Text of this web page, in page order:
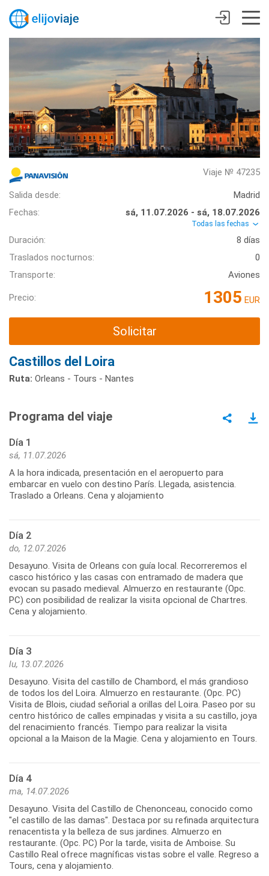
Viaje № 47235
Salida desde:
Madrid
Fechas:
sá, 11.07.2026 - sá, 18.07.2026
Todas las fechas
Duración:
8 días
Traslados nocturnos:
0
Transporte:
Aviones
Precio: 1305 EUR
Solicitar
Castillos del Loira
Ruta: Orleans - Tours - Nantes
Programa del viaje
Día 1
sá, 11.07.2026
A la hora indicada, presentación en el aeropuerto para
embarcar en vuelo con destino París. Llegada, asistencia.
Traslado a Orleans. Cena y alojamiento
Día 2
do, 12.07.2026
Desayuno. Visita de Orleans con guía local. Recorreremos el
casco histórico y las casas con entramado de madera que
evocan su pasado medieval. Almuerzo en restaurante (Opc.
PC) con posibilidad de realizar la visita opcional de Chartres.
Cena y alojamiento.
Día 3
lu, 13.07.2026
Desayuno. Visita del castillo de Chambord, el más grandioso
de todos los del Loira. Almuerzo en restaurante. (Opc. PC)
Visita de Blois, ciudad señorial a orillas del Loira. Paseo por su
centro histórico de calles empinadas y visita a su castillo, joya
del renacimiento francés. Tiempo para realizar la visita
opcional a la Maison de la Magie. Cena y alojamiento en Tours.
Día 4
ma, 14.07.2026
Desayuno. Visita del Castillo de Chenonceau, conocido como
"el castillo de las damas". Destaca por su refinada arquitectura
renacentista y la belleza de sus jardines. Almuerzo en
restaurante. (Opc. PC) Por la tarde, visita de Amboise. Su
Castillo Real ofrece magníficas vistas sobre el valle. Regreso a
Tours, cena y alojamiento.